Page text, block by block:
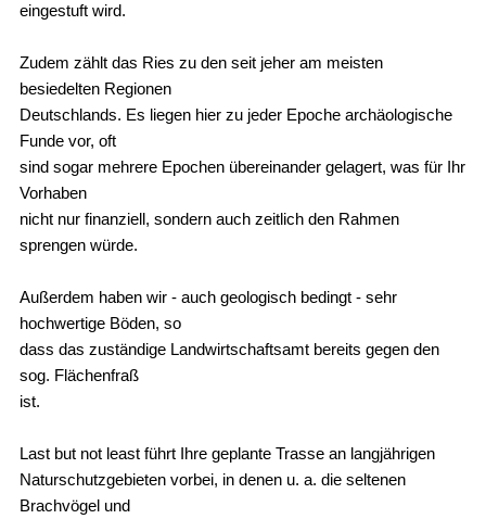
eingestuft wird.
Zudem zählt das Ries zu den seit jeher am meisten
besiedelten Regionen
Deutschlands. Es liegen hier zu jeder Epoche archäologische
Funde vor, oft
sind sogar mehrere Epochen übereinander gelagert, was für Ihr
Vorhaben
nicht nur finanziell, sondern auch zeitlich den Rahmen
sprengen würde.
Außerdem haben wir - auch geologisch bedingt - sehr
hochwertige Böden, so
dass das zuständige Landwirtschaftsamt bereits gegen den
sog. Flächenfraß
ist.
Last but not least führt Ihre geplante Trasse an langjährigen
Naturschutzgebieten vorbei, in denen u. a. die seltenen
Brachvögel und